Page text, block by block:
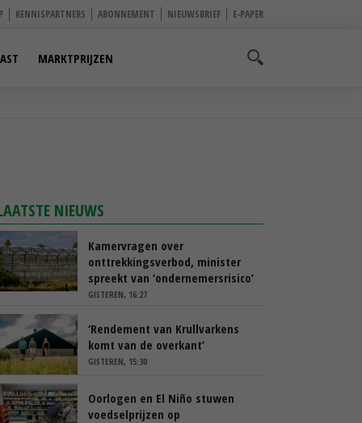
KENNISPARTNERS ABONNEMENT NIEUWSBRIEF E-PAPER
MARKTPRIJZEN
NIEUWS
Kamervragen over
onttrekkingsverbod, minister
spreekt van ‘ondernemersrisico’
GISTEREN, 16:27
‘Rendement van Krullvarkens
komt van de overkant’
GISTEREN, 15:30
Oorlogen en El Niño stuwen
voedselprijzen op